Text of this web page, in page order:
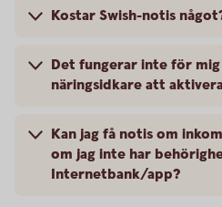
Kostar Swish-notis
Det fungerar inte för
näringsidkare att
Kan jag få notis om
om jag inte har
Internetbank/app?